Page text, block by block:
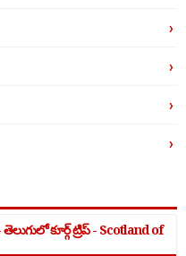
›
›
›
›
కూర్గ్ ట్రిప్ - Scotland of